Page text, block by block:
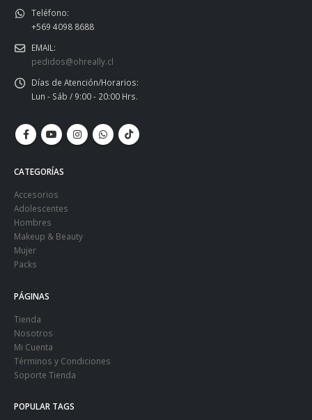
Teléfono:
+569 4098 8688
EMAIL:
pedidos@ohreally.cl
Días de Atención/Horarios:
Lun - Sáb / 9:00 - 20:00 Hrs.
CATEGORÍAS
Accesorios
Adolescentes
Hombres
Makeup & Beauty
Mujer
Packs
PÁGINAS
Tienda
Nosotros
Mi Cuenta
Términos y Condiciones
Soporte Tienda
POPULAR TAGS